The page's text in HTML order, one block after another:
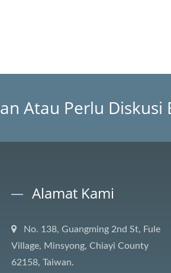
Atau Perlu Diskusi
Alamat Kami
No. 138, Guangming 2nd St, Fule
Village, Minsyong, Chiayi County
62158, Taiwan.